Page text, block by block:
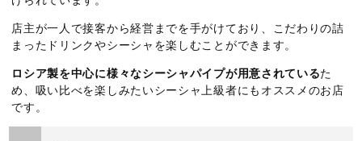
店主が一人で接客から経営までを手がけており、こだわりの詰
まったドリンクやシーシャを楽しむことができます。
ロシア製を中心に様々なシーシャパイプが用意されているた
め、吸い比べを楽しみたいシーシャ上級者にもオススメのお店
です。